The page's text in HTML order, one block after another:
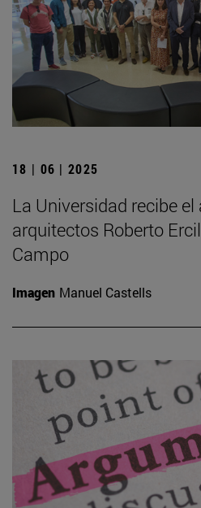
18 | 06 | 2025
La Universidad recibe
arquitectos Roberto
Campo
Imagen Manuel Castells